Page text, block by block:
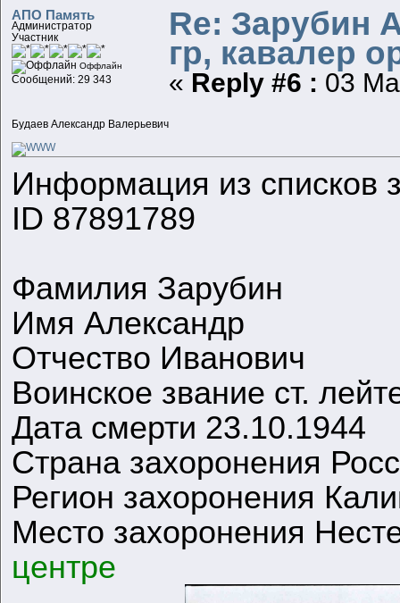
АПО Память
Администратор
Участник
Оффлайн
Сообщений: 29 343
Будаев Александр Валерьевич
Re: Зарубин
гр, кавалер
« Reply #6 : 03
Информация из списков
ID 87891789
Фамилия Зарубин
Имя Александр
Отчество Иванович
Воинское звание ст.
Дата смерти 23.10.1944
Страна захоронения
Регион захоронения
Место захоронения
центре